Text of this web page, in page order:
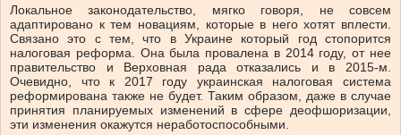
Локальное законодательство, мягко говоря, не совсем
адаптировано к тем новациям, которые в него хотят вплести.
Связано это с тем, что в Украине который год стопорится
налоговая реформа. Она была провалена в 2014 году, от нее
правительство и Верховная рада отказались и в 2015-м.
Очевидно, что к 2017 году украинская налоговая система
реформирована также не будет. Таким образом, даже в случае
принятия планируемых изменений в сфере деофшоризации,
эти изменения окажутся неработоспособными.